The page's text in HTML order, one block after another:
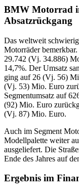
BMW Motorrad
Absatzrückgang
Das weltweit
Motorräder
29.742 (Vj. 34.886)
14,7%. Der Umsatz
ging auf 26 (Vj. 56)
(Vj. 53) Mio. Euro
Segmentumsatz auf
(92) Mio. Euro
(Vj. 87) Mio. Euro.
Auch im Segment
Modellpalette weiter
ausgeliefert. Die
Ende des Jahres auf
Ergebnis im